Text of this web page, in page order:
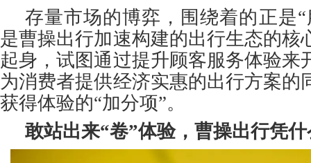
存量市场的博弈，围绕着的正是
是曹操出行加速构建的出行生态的核
起身，试图通过提升顾客服务体验来
为消费者提供经济实惠的出行方案的
获得体验的“加分项”。
敢站出来“卷”体验，曹操出行凭